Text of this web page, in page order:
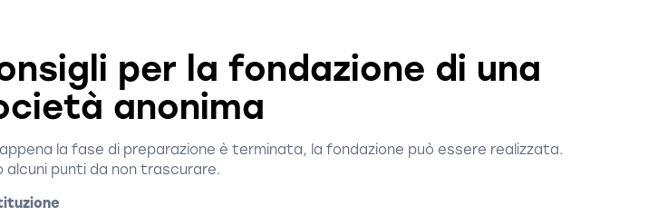
per la fondazione di una
anonima
la fase di preparazione è terminata, la fondazione può essere realizzata.
alcuni punti da non trascurare.